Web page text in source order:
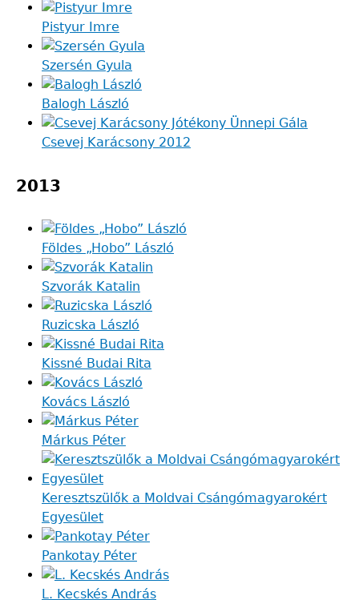
Pistyur Imre
Szersén Gyula
Balogh László
Csevej Karácsony 2012
2013
Földes „Hobo” László
Szvorák Katalin
Ruzicska László
Kissné Budai Rita
Kovács László
Márkus Péter
Keresztszülők a Moldvai Csángómagyarokért
Egyesület
Pankotay Péter
L. Kecskés András